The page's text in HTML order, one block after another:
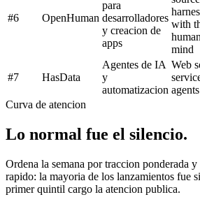
#6 OpenHuman
para
desarrolladores
y creacion de
apps
with
mind
#7 HasData
Agentes de IA
y
automatizacion
Web
agents
Curva de atencion
Lo normal fue el silencio.
Ordena la semana por traccion ponderada
rapido: la mayoria de los lanzamientos fue
primer quintil cargo la atencion publica.